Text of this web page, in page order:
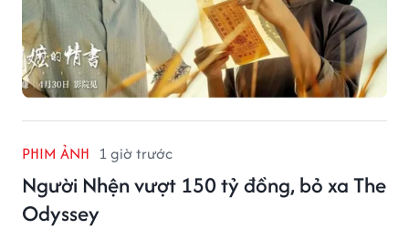
PHIM ẢNH 1 giờ trước
Người Nhện vượt 150 tỷ đồng, bỏ xa The
Odyssey